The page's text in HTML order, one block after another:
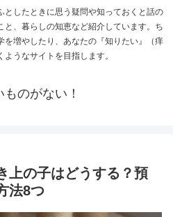
としたときに思う疑問や知っておくと話の
と、暮らしの知恵など紹介しています。ち
を増やしたり、あなたの『知りたい』（痒
うなサイトを目指します。
のがない！
上の子はどうする？預
法8つ